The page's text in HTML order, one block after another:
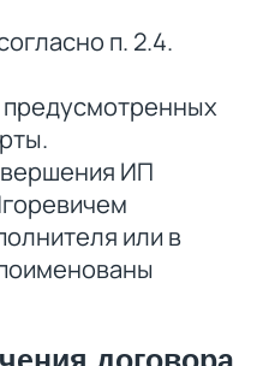
п. 2.4.
ИП
или в